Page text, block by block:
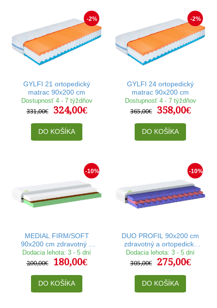
-2%
GYLFI 21 ortopedický
matrac 90x200 cm
Dostupnosť 4 - 7 týždňov
331,00€
324,00€
DO KOŠÍKA
-2%
GYLFI 24 ortopedický
matrac 90x200 cm
Dostupnosť 4 - 7 týždňov
365,00€
358,00€
DO KOŠÍKA
-10%
MEDIAL FIRM/SOFT
90x200 cm zdravotný a
ortopedický matrac
Dodacia lehota: 3 - 5 dní
200,00€
180,00€
DO KOŠÍKA
-10%
DUO PROFIL 90x200 cm
zdravotný a ortopedický
matrac
Dodacia lehota: 3 - 5 dní
305,00€
275,00€
DO KOŠÍKA